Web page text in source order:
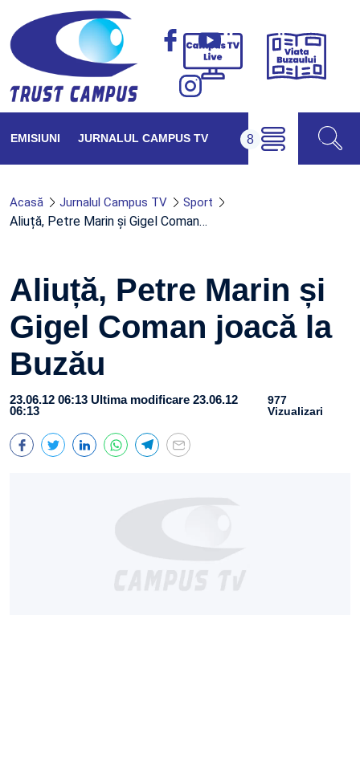
Campus
Viața
EMISIUNI JURNALUL CAMPUS TV
Acasă Jurnalul Campus TV Sport
Aliuță, Petre Marin și Gigel Coman…
Aliuță, Petre Marin și
Gigel Coman joacă la
Buzău
23.06.12 06:13 Ultima modificare 23.06.12
06:13
977
Vizualizari